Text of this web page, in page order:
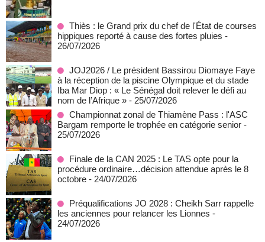
Thiès : le Grand prix du chef de l'État de courses
hippiques reporté à cause des fortes pluies -
26/07/2026
JOJ2026 / Le président Bassirou Diomaye Faye
à la réception de la piscine Olympique et du stade
Iba Mar Diop : « Le Sénégal doit relever le défi au
nom de l’Afrique » - 25/07/2026
Championnat zonal de Thiamène Pass : l'ASC
Bargam remporte le trophée en catégorie senior -
25/07/2026
Finale de la CAN 2025 : Le TAS opte pour la
procédure ordinaire…décision attendue après le 8
octobre - 24/07/2026
Préqualifications JO 2028 : Cheikh Sarr rappelle
les anciennes pour relancer les Lionnes -
24/07/2026